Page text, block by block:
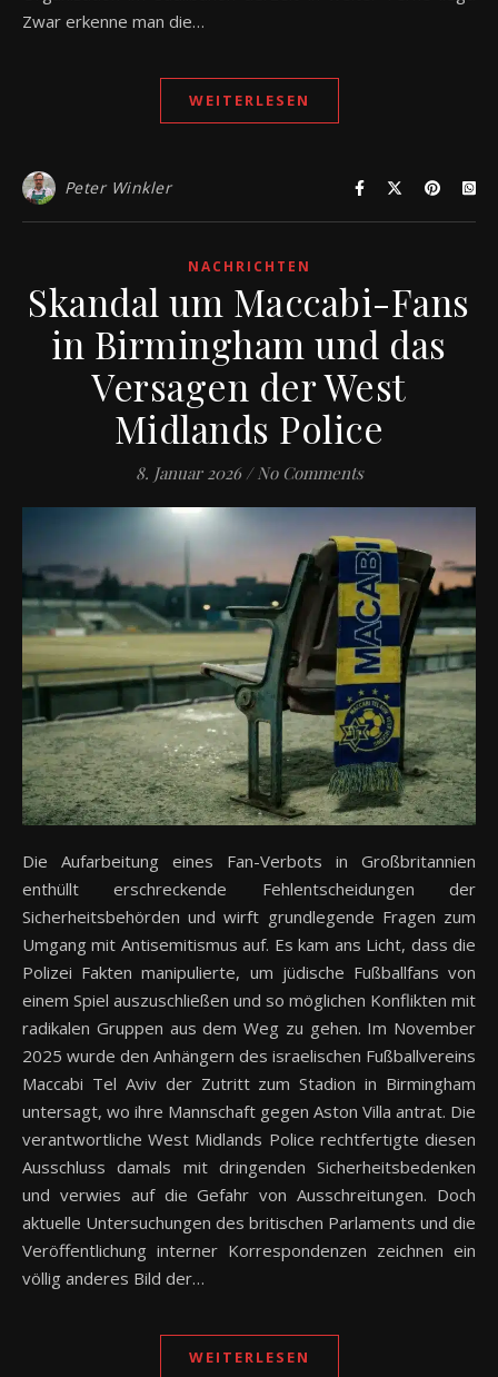
Zwar erkenne man die…
WEITERLESEN
Peter Winkler
NACHRICHTEN
Skandal um Maccabi-Fans
in Birmingham und das
Versagen der West
Midlands Police
8. Januar 2026 / No Comments
Die Aufarbeitung eines Fan-Verbots in Großbritannien
enthüllt erschreckende Fehlentscheidungen der
Sicherheitsbehörden und wirft grundlegende Fragen zum
Umgang mit Antisemitismus auf. Es kam ans Licht, dass die
Polizei Fakten manipulierte, um jüdische Fußballfans von
einem Spiel auszuschließen und so möglichen Konflikten mit
radikalen Gruppen aus dem Weg zu gehen. Im November
2025 wurde den Anhängern des israelischen Fußballvereins
Maccabi Tel Aviv der Zutritt zum Stadion in Birmingham
untersagt, wo ihre Mannschaft gegen Aston Villa antrat. Die
verantwortliche West Midlands Police rechtfertigte diesen
Ausschluss damals mit dringenden Sicherheitsbedenken
und verwies auf die Gefahr von Ausschreitungen. Doch
aktuelle Untersuchungen des britischen Parlaments und die
Veröffentlichung interner Korrespondenzen zeichnen ein
völlig anderes Bild der…
WEITERLESEN